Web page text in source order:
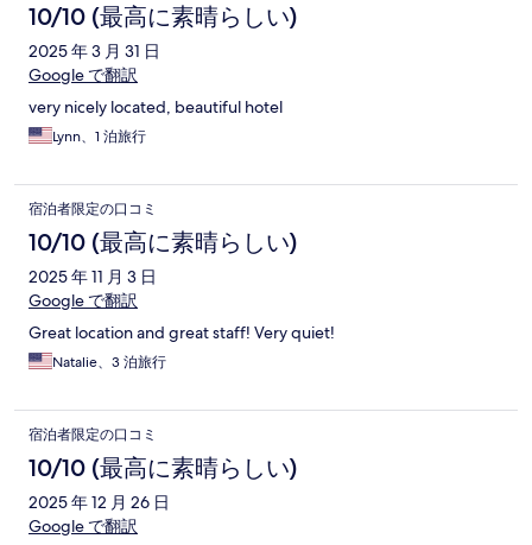
10/10 (最高に素晴らしい)
2025 年 3 月 31 日
Google で翻訳
very nicely located, beautiful hotel
Lynn、1 泊旅行
宿泊者限定の口コミ
10/10 (最高に素晴らしい)
2025 年 11 月 3 日
Google で翻訳
Great location and great staff! Very quiet!
Natalie、3 泊旅行
宿泊者限定の口コミ
10/10 (最高に素晴らしい)
2025 年 12 月 26 日
Google で翻訳